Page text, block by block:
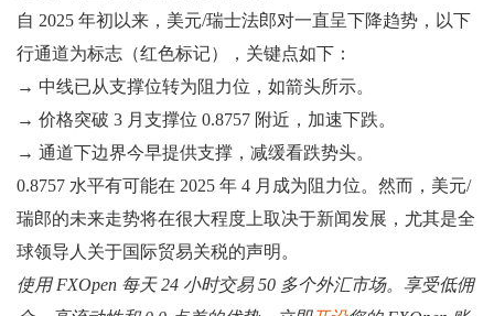
自 2025 年初以来，美元/瑞士法郎对一直呈下降趋势，以下
行通道为标志（红色标记），关键点如下：
→ 中线已从支撑位转为阻力位，如箭头所示。
→ 价格突破 3 月支撑位 0.8757 附近，加速下跌。
→ 通道下边界今早提供支撑，减缓看跌势头。
0.8757 水平有可能在 2025 年 4 月成为阻力位。然而，美元/
瑞郎的未来走势将在很大程度上取决于新闻发展，尤其是全
球领导人关于国际贸易关税的声明。
使用 FXOpen 每天 24 小时交易 50 多个外汇市场。享受低佣